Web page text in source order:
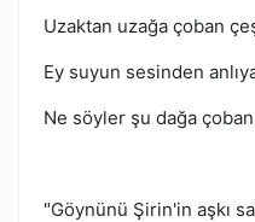
Uzaktan uzağa çoban
Ey suyun sesinden
Ne söyler şu dağa
"Göynünü Şirin'in aşkı